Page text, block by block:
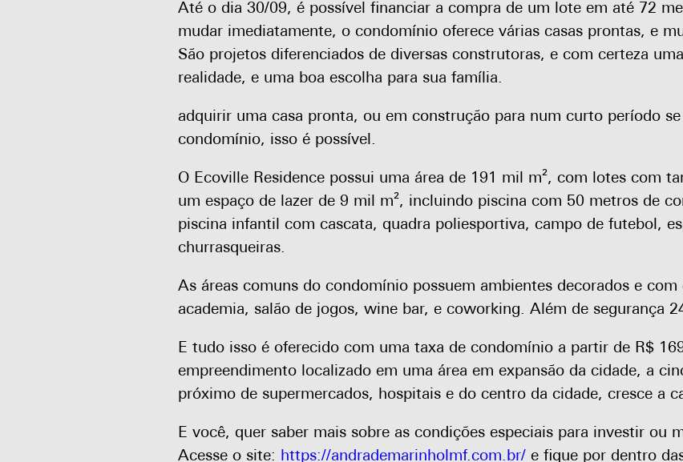
Até o dia 30/09, é possível financiar a compra de um lote em até 72
mudar imediatamente, o condomínio oferece várias casas prontas, e
São projetos diferenciados de diversas construtoras, e com certeza
realidade, e uma boa escolha para sua família.
adquirir uma casa pronta, ou em construção para num curto período
condomínio, isso é possível.
O Ecoville Residence possui uma área de 191 mil m², com lotes com
um espaço de lazer de 9 mil m², incluindo piscina com 50 metros de
piscina infantil com cascata, quadra poliesportiva, campo de futebol,
churrasqueiras.
As áreas comuns do condomínio possuem ambientes decorados e
academia, salão de jogos, wine bar, e coworking. Além de segurança
E tudo isso é oferecido com uma taxa de condomínio a partir de R$
empreendimento localizado em uma área em expansão da cidade, a
próximo de supermercados, hospitais e do centro da cidade, cresce a
E você, quer saber mais sobre as condições especiais para investir ou
Acesse o site: https://andrademarinholmf.com.br/ e fique por dentro